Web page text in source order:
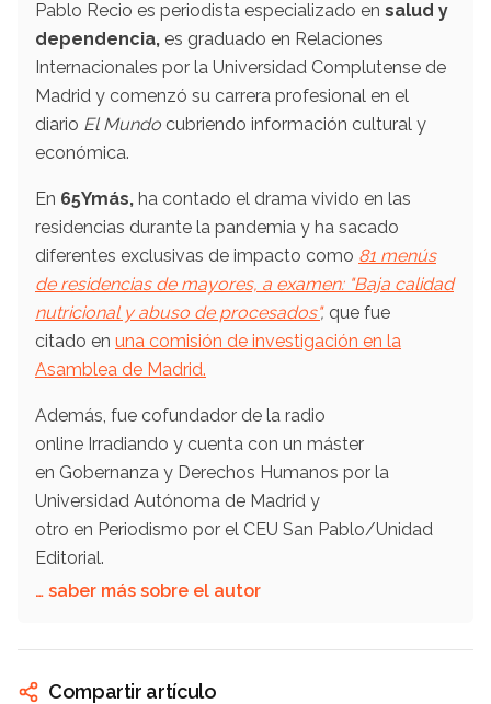
Pablo Recio es periodista especializado en salud y
dependencia, es graduado en Relaciones
Internacionales por la Universidad Complutense de
Madrid y comenzó su carrera profesional en el
diario El Mundo cubriendo información cultural y
económica.
En 65Ymás, ha contado el drama vivido en las
residencias durante la pandemia y ha sacado
diferentes exclusivas de impacto como 81 menús
de residencias de mayores, a examen: "Baja calidad
nutricional y abuso de procesados", que fue
citado en una comisión de investigación en la
Asamblea de Madrid.
Además, fue cofundador de la radio
online Irradiando y cuenta con un máster
en Gobernanza y Derechos Humanos por la
Universidad Autónoma de Madrid y
otro en Periodismo por el CEU San Pablo/Unidad
Editorial.
… saber más sobre el autor
Compartir artículo